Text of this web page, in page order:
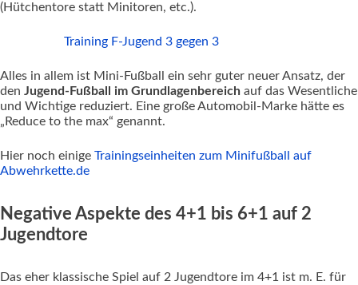
(Hütchentore statt Minitoren, etc.).
Training F-Jugend 3 gegen 3
Alles in allem ist Mini-Fußball ein sehr guter neuer Ansatz, der
den Jugend-Fußball im Grundlagenbereich auf das Wesentliche
und Wichtige reduziert. Eine große Automobil-Marke hätte es
„Reduce to the max“ genannt.
Hier noch einige Trainingseinheiten zum Minifußball auf
Abwehrkette.de
Negative Aspekte des 4+1 bis 6+1 auf 2
Jugendtore
Das eher klassische Spiel auf 2 Jugendtore im 4+1 ist m. E. für